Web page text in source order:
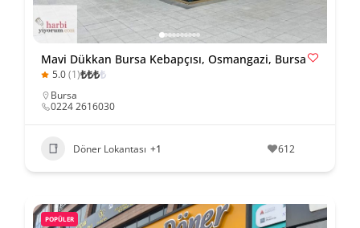
Mavi Dükkan Bursa Kebapçısı, Osmangazi, Bursa
5.0(1)₺₺₺₺
Bursa
0224 2616030
Döner Lokantası +1 612
POPÜLER